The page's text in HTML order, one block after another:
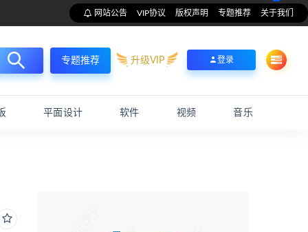
网站公告 VIP协议 版权声明 专题推荐 关于我们
专题推荐 升级VIP 登录
平面设计 软件 视频 音乐